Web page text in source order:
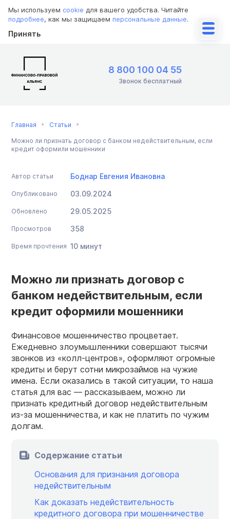
Мы используем cookie для вашего удобства. Читайте
подробнее, как мы защищаем персональные данные.
Принять
8 800 100 04 55
Звонок бесплатный
Главная Статьи
Можно ли признать договор с банком недействительным, если
кредит оформили мошенники
Автор статьи Боднар Евгения Ивановна
Опубликовано 03.09.2024
Обновлено 29.05.2025
Просмотров 358
Время прочтения 10 минут
Можно ли признать договор с
банком недействительным, если
кредит оформили мошенники
Финансовое мошенничество процветает.
Ежедневно злоумышленники совершают тысячи
звонков из «колл-центров», оформляют огромные
кредиты и берут сотни микрозаймов на чужие
имена. Если оказались в такой ситуации, то наша
статья для вас — рассказываем, можно ли
признать кредитный договор недействительным
из-за мошенничества, и как не платить по чужим
долгам.
Содержание статьи
Основания для признания договора
недействительным
Как доказать недействительность
кредитного договора при мошенничестве